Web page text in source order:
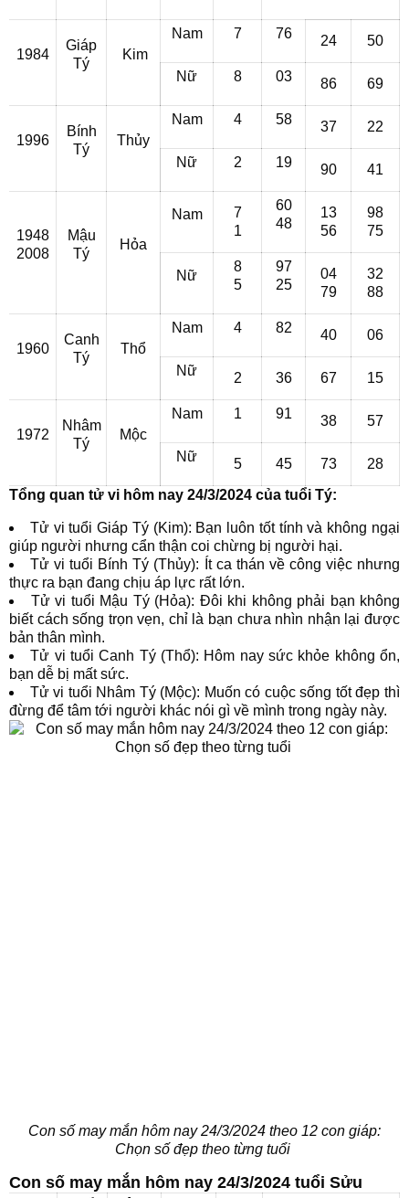
1984
Giáp
Tý
Kim
Nam 7 76 24 50
Nữ 8 03 86 69
1996
Bính
Tý
Thủy
Nam 4 58 37 22
Nữ 2 19 90 41
1948
2008
Mậu
Tý
Hỏa
Nam
7
1
60
48
13
56
98
75
Nữ
8
5
97
25
04
79
32
88
1960
Canh
Tý
Thổ
Nam 4 82 40 06
Nữ 2 36 67 15
1972
Nhâm
Tý
Mộc
Nam 1 91 38 57
Nữ 5 45 73
28
Tổng quan tử vi hôm nay 24/3/2024 của tuổi Tý:
Tử vi tuổi Giáp Tý (Kim): Bạn luôn tốt tính và không ngại
giúp người nhưng cẩn thận coi chừng bị người hại.
Tử vi tuổi Bính Tý (Thủy): Ít ca thán về công việc nhưng
thực ra bạn đang chịu áp lực rất lớn.
Tử vi tuổi Mậu Tý (Hỏa): Đôi khi không phải bạn không
biết cách sống trọn vẹn, chỉ là bạn chưa nhìn nhận lại được
bản thân mình.
Tử vi tuổi Canh Tý (Thổ): Hôm nay sức khỏe không ổn,
bạn dễ bị mất sức.
Tử vi tuổi Nhâm Tý (Mộc): Muốn có cuộc sống tốt đẹp thì
đừng để tâm tới người khác nói gì về mình trong ngày này.
Con số may mắn hôm nay 24/3/2024 theo 12 con giáp:
Chọn số đẹp theo từng tuổi
Con số may mắn hôm nay 24/3/2024 tuổi Sửu